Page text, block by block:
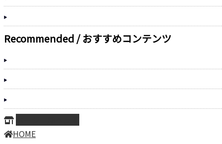
Recommended / おすすめコンテンツ
HOME